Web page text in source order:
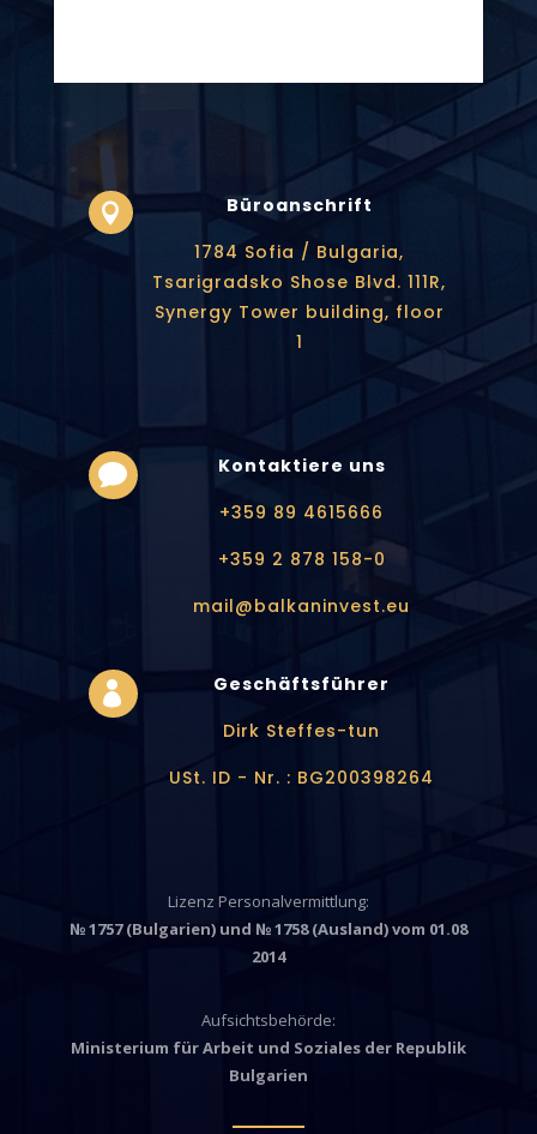

Büroanschrift
1784 Sofia / Bulgaria,
Tsarigradsko Shose Blvd. 111R,
Synergy Tower building, floor
1

Kontaktiere uns
+359 89 4615666
+359 2 878 158-0
mail@balkaninvest.eu

Geschäftsführer
Dirk Steffes-tun
USt. ID - Nr. : BG200398264
Lizenz Personalvermittlung:
№ 1757 (Bulgarien) und № 1758 (Ausland) vom 01.08
2014
Aufsichtsbehörde:
Ministerium für Arbeit und Soziales der Republik
Bulgarien